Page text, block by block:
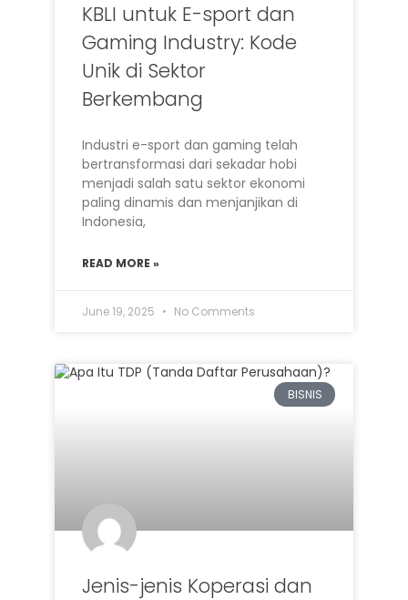
KBLI untuk E-sport dan
Gaming Industry: Kode
Unik di Sektor
Berkembang
Industri e-sport dan gaming telah
bertransformasi dari sekadar hobi
menjadi salah satu sektor ekonomi
paling dinamis dan menjanjikan di
Indonesia,
READ MORE »
June 19, 2025 No Comments
BISNIS
Jenis-jenis Koperasi dan